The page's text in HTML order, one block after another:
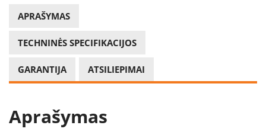
APRAŠYMAS
TECHNINĖS SPECIFIKACIJOS
GARANTIJA ATSILIEPIMAI
Aprašymas